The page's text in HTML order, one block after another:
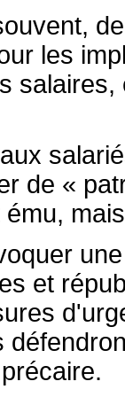
les
de «
et